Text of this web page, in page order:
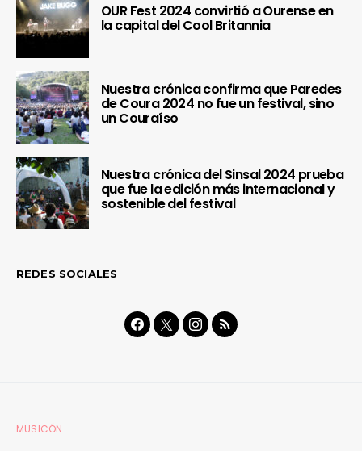
OUR Fest 2024 convirtió a Ourense en
la capital del Cool Britannia
Nuestra crónica confirma que Paredes
de Coura 2024 no fue un festival, sino
un Couraíso
Nuestra crónica del Sinsal 2024 prueba
que fue la edición más internacional y
sostenible del festival
REDES SOCIALES
MUSICÓN